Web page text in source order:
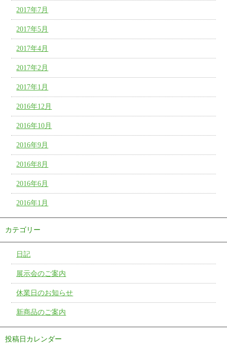
2017年7月
2017年5月
2017年4月
2017年2月
2017年1月
2016年12月
2016年10月
2016年9月
2016年8月
2016年6月
2016年1月
カテゴリー
日記
展示会のご案内
休業日のお知らせ
新商品のご案内
投稿日カレンダー